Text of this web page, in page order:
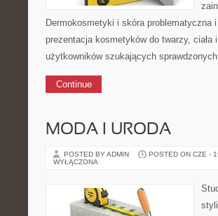
Dermokosmetyki i skóra problematyczna
prezentacja kosmetyków do twarzy, ciała
użytkowników szukających
Continue
MODA I URODA
POSTED BY ADMIN POSTED ON CZE -
WYŁĄCZONA